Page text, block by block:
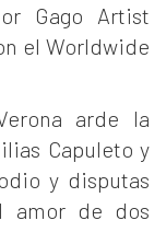
Gago Artist
el Worldwide
arde la
Capuleto y
y disputas
amor de dos